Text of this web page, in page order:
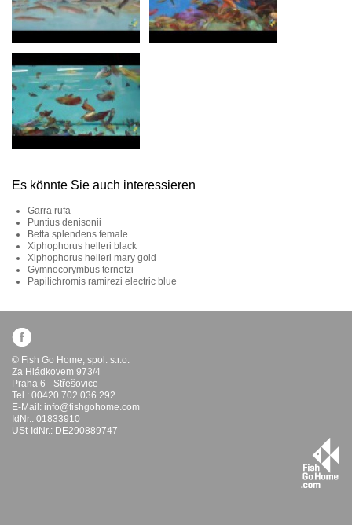
Es könnte Sie auch interessieren
Garra rufa
Puntius denisonii
Betta splendens female
Xiphophorus helleri black
Xiphophorus helleri mary gold
Gymnocorymbus ternetzi
Papilichromis ramirezi electric blue
© Fish Go Home, spol. s.r.o.
Za Hládkovem 973/4
Praha 6 - Střešovice
Tel.: 00420 702 036 292
E-Mail: info@fishgohome.com
IdNr.: 01833910
USt-IdNr.: DE290889747